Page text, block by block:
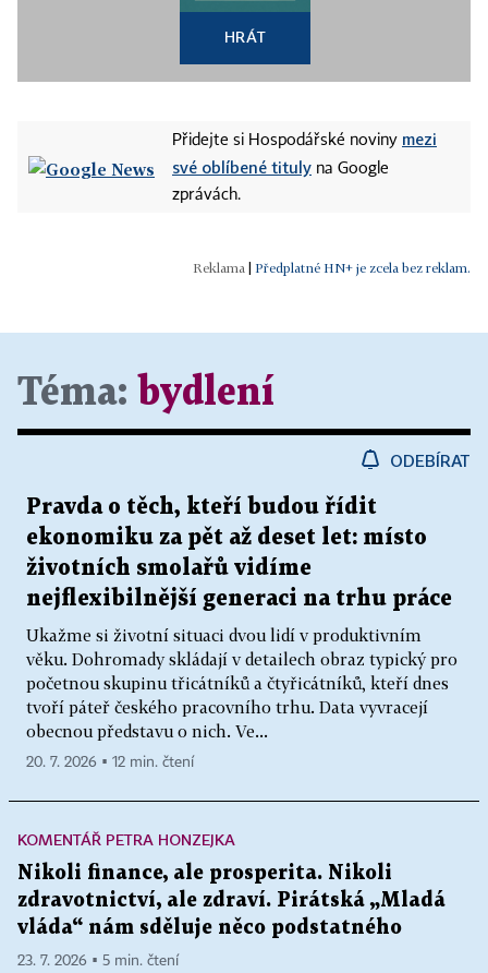
HRÁT
Přidejte si Hospodářské noviny mezi
své oblíbené tituly na Google
zprávách.
Předplatné HN+ je zcela bez reklam.
Téma: bydlení
ODEBÍRAT
Pravda o těch, kteří budou řídit
ekonomiku za pět až deset let: místo
životních smolařů vidíme
nejflexibilnější generaci na trhu práce
Ukažme si životní situaci dvou lidí v produktivním
věku. Dohromady skládají v detailech obraz typický pro
početnou skupinu třicátníků a čtyřicátníků, kteří dnes
tvoří páteř českého pracovního trhu. Data vyvracejí
obecnou představu o nich. Ve...
20. 7. 2026 ▪ 12 min. čtení
KOMENTÁŘ PETRA HONZEJKA
Nikoli finance, ale prosperita. Nikoli
zdravotnictví, ale zdraví. Pirátská „Mladá
vláda“ nám sděluje něco podstatného
23. 7. 2026 ▪ 5 min. čtení